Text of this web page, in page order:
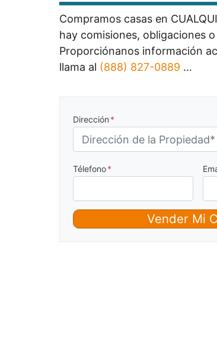
Compramos casas en
hay comisiones, obligaciones
Proporciónanos información
llama al (888) 827-0889 …
Dirección *
Télefono*